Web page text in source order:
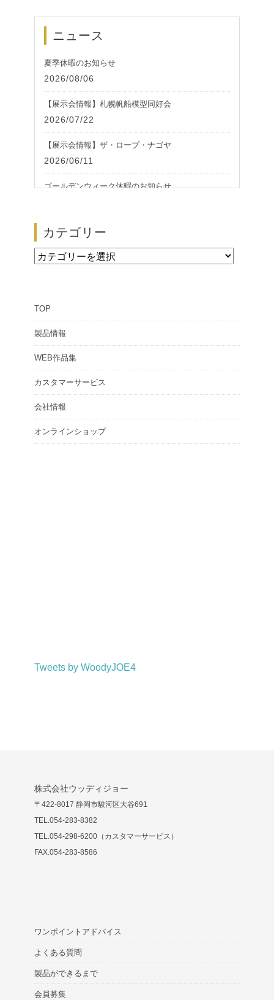
ニュース
夏季休暇のお知らせ
2026/08/06
【展示会情報】札幌帆船模型同好会
2026/07/22
【展示会情報】ザ・ロープ・ナゴヤ
2026/06/11
ゴールデンウィーク休暇のお知らせ
【展示会情報】第51回 ザ・ロープ 帆船模型展
カテゴリー
カ
リ
ー
TOP
製品情報
WEB作品集
カスタマーサービス
会社情報
オンラインショップ
Tweets by WoodyJOE4
株式会社ウッディジョー
〒422-8017 静岡市駿河区大谷691
TEL.054-283-8382
TEL.054-298-6200（カスタマーサービス）
FAX.054-283-8586
ワンポイントアドバイス
よくある質問
製品ができるまで
会員募集